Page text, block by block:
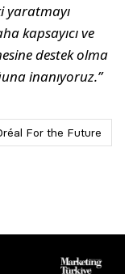
yaratmayı
kapsayıcı ve
destek olma
inanıyoruz.”
For the Future